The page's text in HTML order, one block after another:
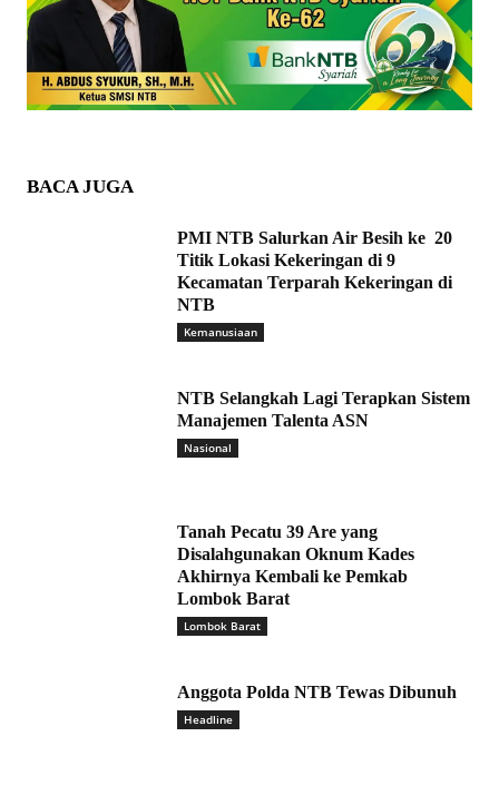
BACA JUGA
PMI NTB Salurkan Air Besih ke 20
Titik Lokasi Kekeringan di 9
Kecamatan Terparah Kekeringan di
NTB
Kemanusiaan
NTB Selangkah Lagi Terapkan Sistem
Manajemen Talenta ASN
Nasional
Tanah Pecatu 39 Are yang
Disalahgunakan Oknum Kades
Akhirnya Kembali ke Pemkab
Lombok Barat
Lombok Barat
Anggota Polda NTB Tewas Dibunuh
Headline